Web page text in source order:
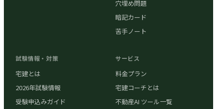
穴埋め問題
暗記カード
苦手ノート
試験情報・対策
宅建とは
2026年試験情報
受験申込みガイド
サービス
料金プラン
宅建コーチとは
不動産AI ツール一覧